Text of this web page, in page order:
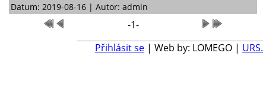
Datum: 2019-08-16 | Autor: admin
-1-
Přihlásit se | Web by: LOMEGO | URS.